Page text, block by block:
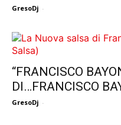
GresoDj -
“FRANCISCO
DI…FRANCISCO
GresoDj -